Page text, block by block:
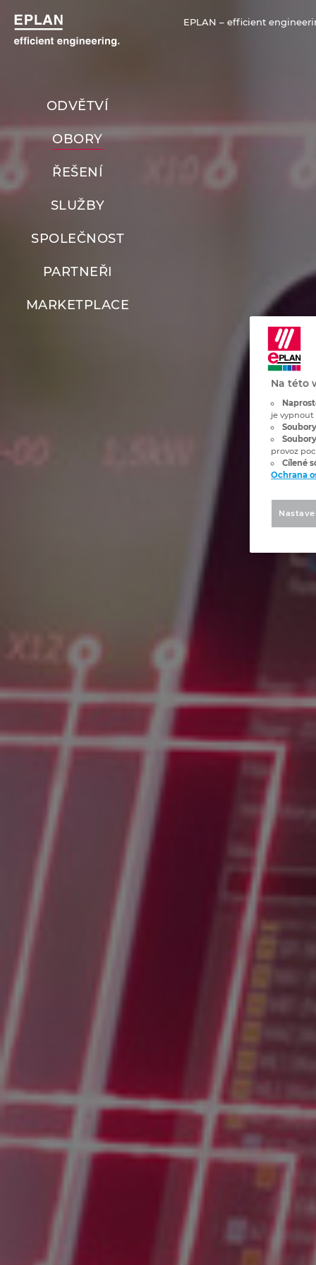
EPLAN – efficient
ODVĚTVÍ
OBORY
ŘEŠENÍ
SLUŽBY
SPOLEČNOST
PARTNEŘI
MARKETPLACE
Na této
je vypnout
provoz
Cílené
Ochrana